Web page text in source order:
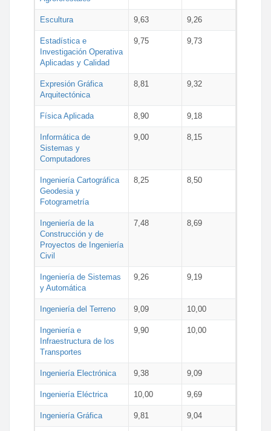
Escultura 9,63 9,26
Estadística e
Investigación Operativa
Aplicadas y Calidad
9,75 9,73
Expresión Gráfica
Arquitectónica
8,81 9,32
Física Aplicada 8,90 9,18
Informática de
Sistemas y
Computadores
9,00 8,15
Ingeniería Cartográfica
Geodesia y
Fotogrametría
8,25 8,50
Ingeniería de la
Construcción y de
Proyectos de Ingeniería
Civil
7,48 8,69
Ingeniería de Sistemas
y Automática
9,26 9,19
Ingeniería del Terreno 9,09 10,00
Ingeniería e
Infraestructura de los
Transportes
9,90 10,00
Ingeniería Electrónica 9,38 9,09
Ingeniería Eléctrica 10,00 9,69
Ingeniería Gráfica 9,81 9,04